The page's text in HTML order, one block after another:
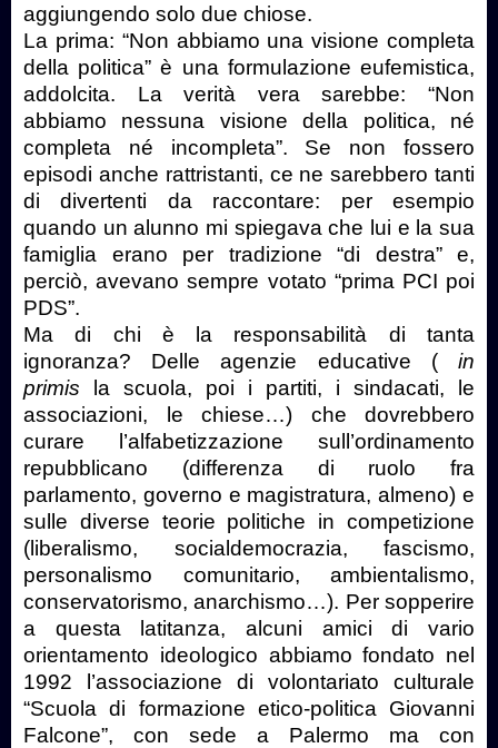
aggiungendo solo due chiose.
La prima: “Non abbiamo una visione completa
della politica” è una formulazione eufemistica,
addolcita. La verità vera sarebbe: “Non
abbiamo nessuna visione della politica, né
completa né incompleta”. Se non fossero
episodi anche rattristanti, ce ne sarebbero tanti
di divertenti da raccontare: per esempio
quando un alunno mi spiegava che lui e la sua
famiglia erano per tradizione “di destra” e,
perciò, avevano sempre votato “prima PCI poi
PDS”.
Ma di chi è la responsabilità di tanta
ignoranza? Delle agenzie educative ( in
primis la scuola, poi i partiti, i sindacati, le
associazioni, le chiese…) che dovrebbero
curare l’alfabetizzazione sull’ordinamento
repubblicano (differenza di ruolo fra
parlamento, governo e magistratura, almeno) e
sulle diverse teorie politiche in competizione
(liberalismo, socialdemocrazia, fascismo,
personalismo comunitario, ambientalismo,
conservatorismo, anarchismo…). Per sopperire
a questa latitanza, alcuni amici di vario
orientamento ideologico abbiamo fondato nel
1992 l’associazione di volontariato culturale
“Scuola di formazione etico-politica Giovanni
Falcone”, con sede a Palermo ma con